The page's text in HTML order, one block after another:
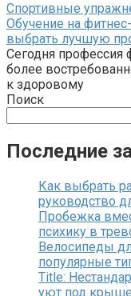
Спортивные
Обучение на
выбрать лучшую
Сегодня профессия
более
к здоровому
Поиск
Последние
Как выбрать
руководство
Пробежка
психику в
Велосипеды
популярные
Title:
уют под